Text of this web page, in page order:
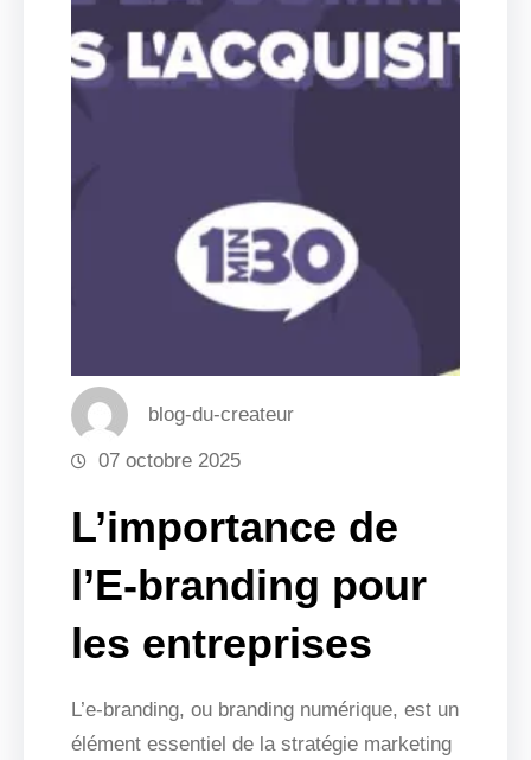
blog-du-createur
07 octobre 2025
L’importance de
l’E-branding pour
les entreprises
L’e-branding, ou branding numérique, est un
élément essentiel de la stratégie marketing